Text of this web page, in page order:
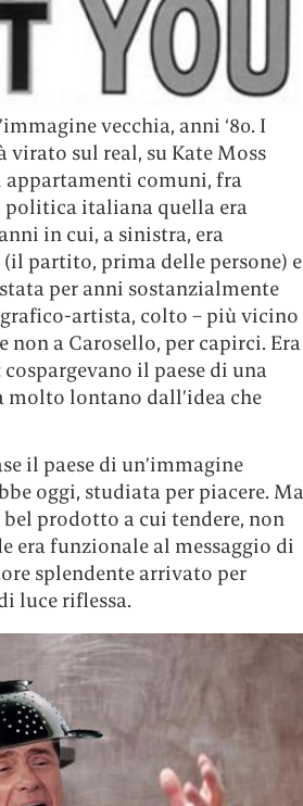
vecchia, anni ‘80. I
sul real, su Kate Moss
appartamenti comuni, fra
italiana quella era
in cui, a sinistra, era
partito, prima delle persone) e
per anni sostanzialmente
artista, colto – più vicino
a Carosello, per capirci. Era
il paese di una
molto lontano dall’idea che
il paese di un’immagine
oggi, studiata per piacere. Ma
prodotto a cui tendere, non
era funzionale al messaggio di
splendente arrivato per
luce riflessa.